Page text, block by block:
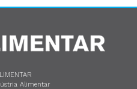
Alimentar